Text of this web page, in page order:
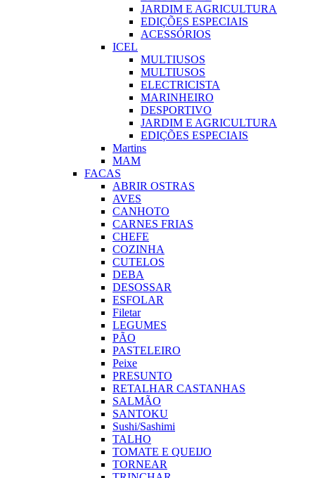
JARDIM E AGRICULTURA
EDIÇÕES ESPECIAIS
ACESSÓRIOS
ICEL
MULTIUSOS
MULTIUSOS
ELECTRICISTA
MARINHEIRO
DESPORTIVO
JARDIM E AGRICULTURA
EDIÇÕES ESPECIAIS
Martins
MAM
FACAS
ABRIR OSTRAS
AVES
CANHOTO
CARNES FRIAS
CHEFE
COZINHA
CUTELOS
DEBA
DESOSSAR
ESFOLAR
Filetar
LEGUMES
PÃO
PASTELEIRO
Peixe
PRESUNTO
RETALHAR CASTANHAS
SALMÃO
SANTOKU
Sushi/Sashimi
TALHO
TOMATE E QUEIJO
TORNEAR